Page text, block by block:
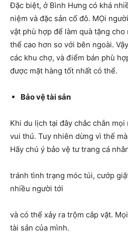
Đặc biệt, ở Bình Hưng có khá
niệm và đặc sản cố đô. MỌi
vật phù hợp để làm quà tặng
thể cao hơn so với bên ngoài.
các khu chợ, và điểm bán phù
được mặt hàng tốt nhất có thể.
Bảo vệ tài sản
Khi du lịch tại đây chắc chắn
vui thú. Tuy nhiên dừng vì thế
Hãy chú ý bảo vệ tư trang cá
tránh tình trạng móc túi, cướp
nhiều người tới
và có thể xảy ra trộm cắp vặt.
tài sản của mình.